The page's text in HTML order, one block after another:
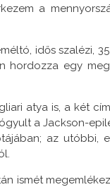
a
idős szalézi,
hordozza egy
atya is, a két
a Jackson-
az utóbbi,
ismét